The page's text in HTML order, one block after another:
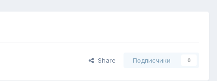
Share Подписчики 0